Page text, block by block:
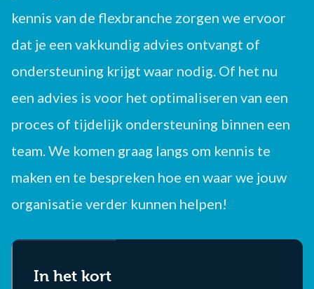
kennis van de flexbranche zorgen we ervoor
dat je een vakkundig advies ontvangt of
ondersteuning krijgt waar nodig. Of het nu
een advies is voor het optimaliseren van een
proces of tijdelijk ondersteuning binnen een
team. We komen graag langs om kennis te
maken en te bespreken hoe en waar we jouw
organisatie verder kunnen helpen!
In het kort